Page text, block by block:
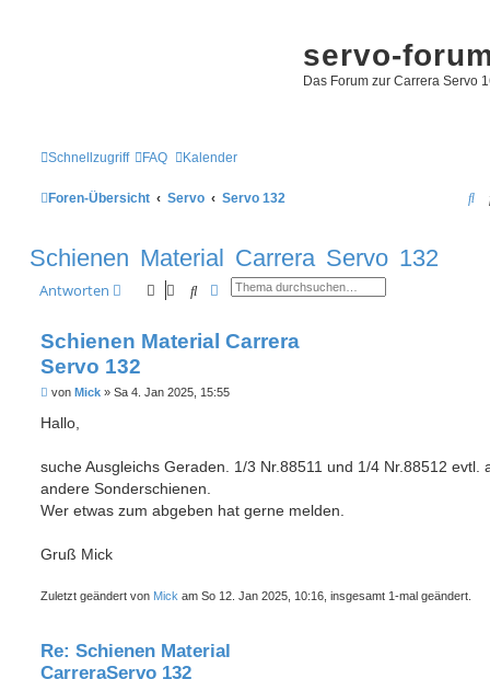
servo-
Das Forum zur Carrera Servo
Schnellzugriff FAQ Kalender
Foren-Übersicht Servo Servo 132
S
Schienen Material Carrera Servo 132
Antworten SucheErweiterte Suche
Schienen Material Carrera
Servo 132
B
i
a
g
von Mick » Sa 4. Jan 2025, 15:55
Hallo,
suche Ausgleichs Geraden. 1/3 Nr.88511 und 1/4 Nr.88512 evtl.
andere Sonderschienen.
Wer etwas zum abgeben hat gerne melden.
Gruß Mick
Zuletzt geändert von Mick am So 12. Jan 2025, 10:16, insgesamt 1-mal geändert.
Re: Schienen Material
CarreraServo 132